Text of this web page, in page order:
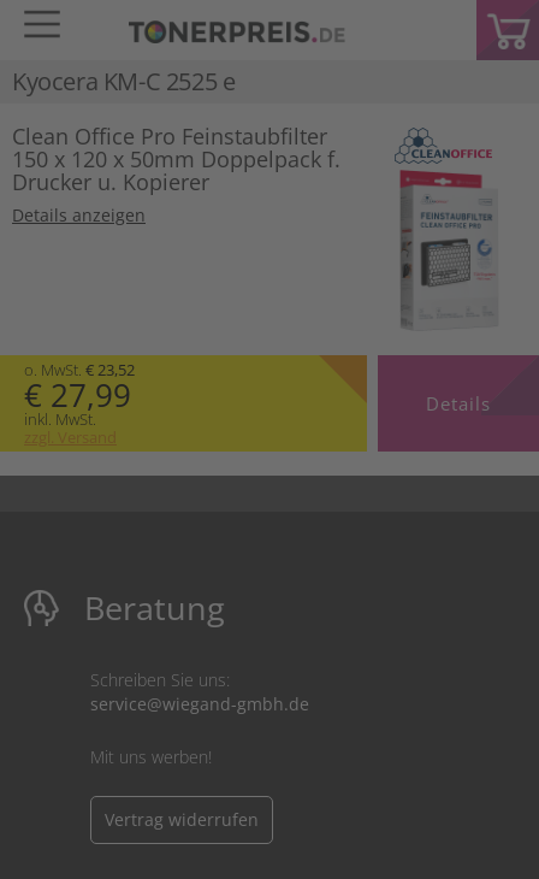
Kyocera KM-C 2525 e
Clean Office Pro Feinstaubfilter
150 x 120 x 50mm Doppelpack f.
Drucker u. Kopierer
Details anzeigen
o. MwSt. € 23,52
€ 27,99
inkl. MwSt.
zzgl. Versand
Details
Beratung
Schreiben Sie uns:
service@wiegand-gmbh.de
Mit uns werben!
Vertrag widerrufen